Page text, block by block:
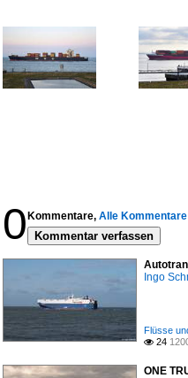
0 Kommentare, Alle Kommentare
Kommentar verfassen
Ingo
Flüsse
 24
ONE